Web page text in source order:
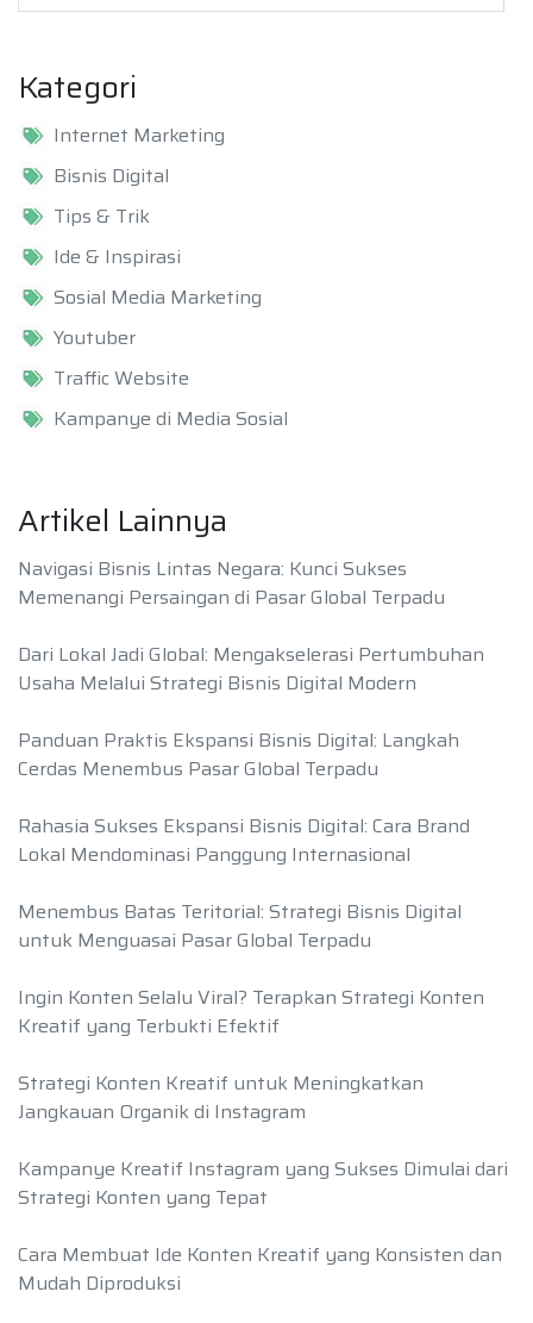
Kategori
Internet Marketing
Bisnis Digital
Tips & Trik
Ide & Inspirasi
Sosial Media Marketing
Youtuber
Traffic Website
Kampanye di Media Sosial
Artikel Lainnya
Navigasi Bisnis Lintas Negara: Kunci Sukses
Memenangi Persaingan di Pasar Global Terpadu
Dari Lokal Jadi Global: Mengakselerasi Pertumbuhan
Usaha Melalui Strategi Bisnis Digital Modern
Panduan Praktis Ekspansi Bisnis Digital: Langkah
Cerdas Menembus Pasar Global Terpadu
Rahasia Sukses Ekspansi Bisnis Digital: Cara Brand
Lokal Mendominasi Panggung Internasional
Menembus Batas Teritorial: Strategi Bisnis Digital
untuk Menguasai Pasar Global Terpadu
Ingin Konten Selalu Viral? Terapkan Strategi Konten
Kreatif yang Terbukti Efektif
Strategi Konten Kreatif untuk Meningkatkan
Jangkauan Organik di Instagram
Kampanye Kreatif Instagram yang Sukses Dimulai dari
Strategi Konten yang Tepat
Cara Membuat Ide Konten Kreatif yang Konsisten dan
Mudah Diproduksi